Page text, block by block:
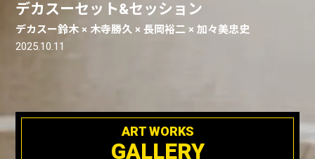
デカスーセット&セッション
デカスー鈴木 × 木寺勝久 × 長岡裕二 × 加々美忠史
2025.10.11
ART WORKS
GALLERY